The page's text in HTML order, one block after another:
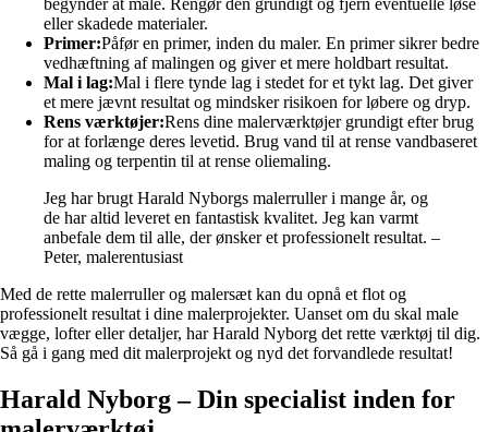
eller skadede materialer.
Primer:Påfør en primer, inden du maler. En primer sikrer bedre
vedhæftning af malingen og giver et mere holdbart resultat.
Mal i lag:Mal i flere tynde lag i stedet for et tykt lag. Det giver
et mere jævnt resultat og mindsker risikoen for løbere og dryp.
Rens værktøjer:Rens dine malerværktøjer grundigt efter brug
for at forlænge deres levetid. Brug vand til at rense vandbaseret
maling og terpentin til at rense oliemaling.
Jeg har brugt Harald Nyborgs malerruller i mange år, og
de har altid leveret en fantastisk kvalitet. Jeg kan varmt
anbefale dem til alle, der ønsker et professionelt resultat. –
Peter, malerentusiast
Med de rette malerruller og malersæt kan du opnå et flot og
professionelt resultat i dine malerprojekter. Uanset om du skal male
vægge, lofter eller detaljer, har Harald Nyborg det rette værktøj til dig.
Så gå i gang med dit malerprojekt og nyd det forvandlede resultat!
Harald Nyborg – Din specialist inden for